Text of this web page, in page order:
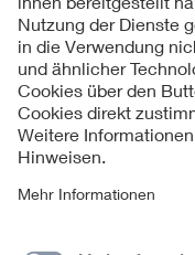
Kontakte
Service
Impressum
Datenschutzinformationen
Cookie Hinweise